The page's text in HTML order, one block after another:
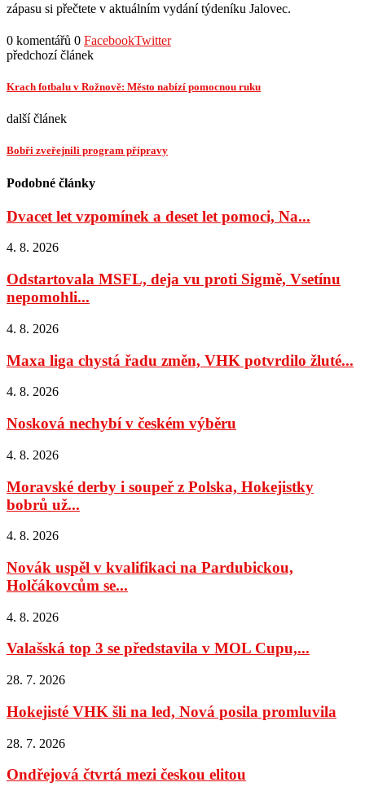
zápasu si přečtete v aktuálním vydání týdeníku Jalovec.
0 komentářů 0 FacebookTwitter
předchozí článek
Krach fotbalu v Rožnově: Město nabízí pomocnou ruku
další článek
Bobři zveřejnili program přípravy
Podobné články
Dvacet let vzpomínek a deset let pomoci, Na...
4. 8. 2026
Odstartovala MSFL, deja vu proti Sigmě, Vsetínu
nepomohli...
4. 8. 2026
Maxa liga chystá řadu změn, VHK potvrdilo žluté...
4. 8. 2026
Nosková nechybí v českém výběru
4. 8. 2026
Moravské derby i soupeř z Polska, Hokejistky
bobrů už...
4. 8. 2026
Novák uspěl v kvalifikaci na Pardubickou,
Holčákovcům se...
4. 8. 2026
Valašská top 3 se představila v MOL Cupu,...
28. 7. 2026
Hokejisté VHK šli na led, Nová posila promluvila
28. 7. 2026
Ondřejová čtvrtá mezi českou elitou